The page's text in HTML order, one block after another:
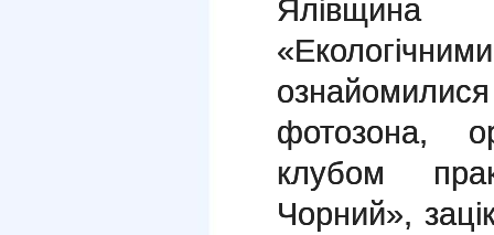
Ялівщина
фотозона,
клубом
Чорний»,